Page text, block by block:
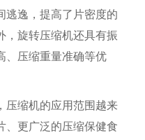
逃逸，提高了片密度的
，旋转压缩机还具有振
、压缩重量准确等优
缩机的应用范围越来
、更广泛的压缩保健食